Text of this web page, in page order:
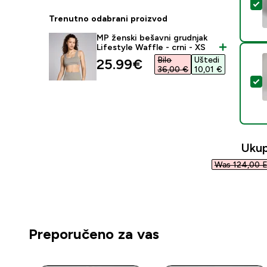
Trenutno odabrani proizvod
MP ženski bešavni grudnjak
Lifestyle Waffle - crni - XS
discounted price
25.99€‎
Bilo
36,00 €‎
Uštedi
10,01 €‎
Was 124,00
Preporučeno za vas